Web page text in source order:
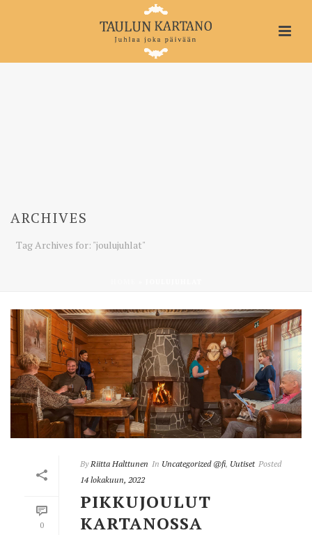
ARCHIVES
Tag Archives for: "joulujuhlat"
0
By Riitta Halttunen In Uncategorized @fi, Uutiset Posted
14 lokakuun, 2022
PIKKUJOULUT
KARTANOSSA